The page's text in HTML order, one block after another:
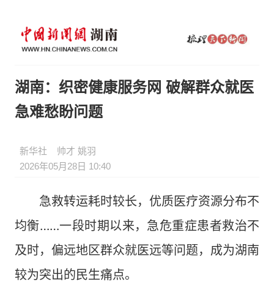
湖南：织密健康服务网 破解群众就医
急难愁盼问题
新华社
帅才 姚羽
2026年05月28日 10:40
急救转运耗时较长，优质医疗资源分布不
均衡……一段时期以来，急危重症患者救治不
及时，偏远地区群众就医远等问题，成为湖南
较为突出的民生痛点。